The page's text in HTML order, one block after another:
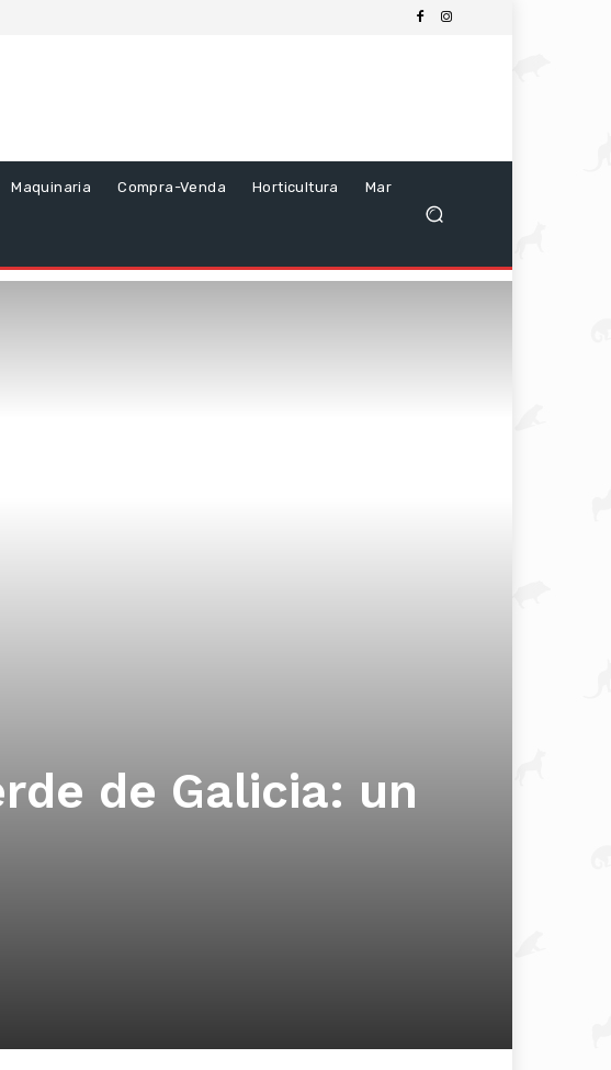
Maquinaria Compra-Venda Horticultura Mar
de Galicia: un